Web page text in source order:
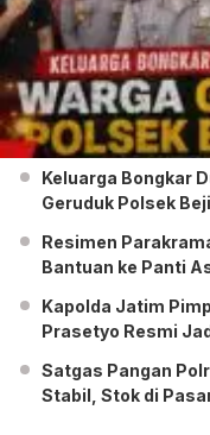
Keluarga Bongkar
Geruduk Polsek
Resimen
Bantuan ke Panti
Kapolda Jatim
Prasetyo Resmi
Satgas Pangan
Stabil, Stok di